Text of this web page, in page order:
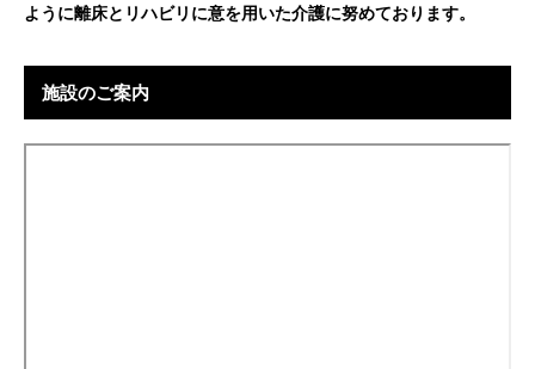
ように離床とリハビリに意を用いた介護に努めております。
施設のご案内